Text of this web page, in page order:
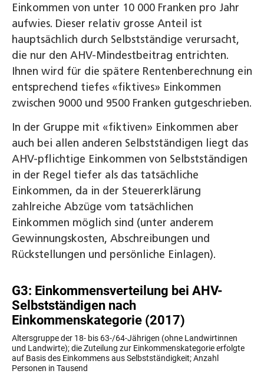
Einkommen von unter 10 000 Franken pro Jahr
aufwies. Dieser relativ grosse Anteil ist
hauptsächlich durch Selbstständige verursacht,
die nur den AHV-Mindestbeitrag entrichten.
Ihnen wird für die spätere Rentenberechnung ein
entsprechend tiefes «fiktives» Einkommen
zwischen 9000 und 9500 Franken gutgeschrieben.
In der Gruppe mit «fiktiven» Einkommen aber
auch bei allen anderen Selbstständigen liegt das
AHV-pflichtige Einkommen von Selbstständigen
in der Regel tiefer als das tatsächliche
Einkommen, da in der Steuererklärung
zahlreiche Abzüge vom tatsächlichen
Einkommen möglich sind (unter anderem
Gewinnungskosten, Abschreibungen und
Rückstellungen und persönliche Einlagen).